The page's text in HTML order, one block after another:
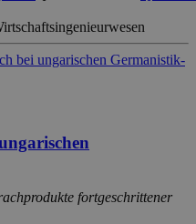
fortgeschrittener